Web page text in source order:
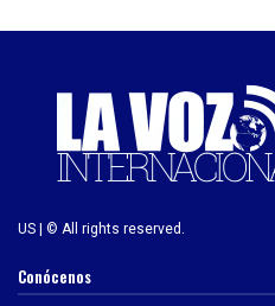
US | © All rights reserved.
Conócenos